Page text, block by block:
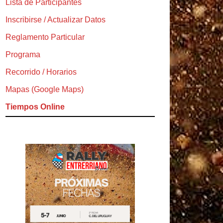
Lista de Participantes
Inscribirse / Actualizar Datos
Reglamento Particular
Programa
Recorrido / Horarios
Mapas (Google Maps)
Tiempos Online